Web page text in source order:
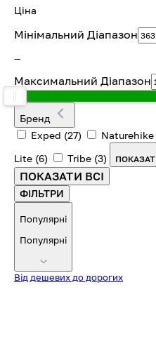
Ціна
Мінімальний Діапазон
—
Максимальний Діапазон
Бренд
Exped (27) Naturehike
Lite (6) Tribe (3)
ПОКАЗАТИ ВСІ
ФІЛЬТРИ
Популярні
Популярні
Від дешевих до дорогих